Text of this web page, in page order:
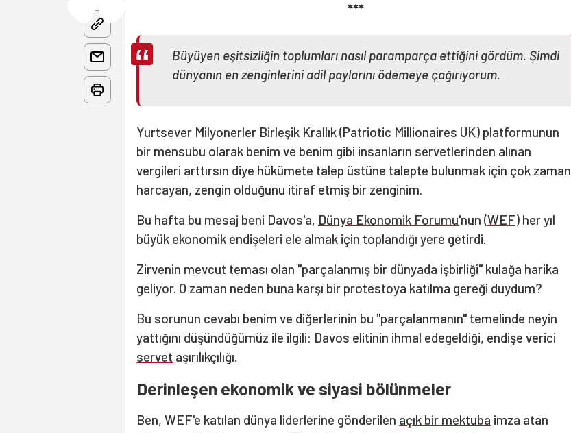
***
Büyüyen eşitsizliğin toplumları nasıl paramparça ettiğini gördüm. Şimdi
dünyanın en zenginlerini adil paylarını ödemeye çağırıyorum.
Yurtsever Milyonerler Birleşik Krallık (Patriotic Millionaires UK) platformunun
bir mensubu olarak benim ve benim gibi insanların servetlerinden alınan
vergileri arttırsın diye hükümete talep üstüne talepte bulunmak için çok zaman
harcayan, zengin olduğunu itiraf etmiş bir zenginim.
Bu hafta bu mesaj beni Davos'a, Dünya Ekonomik Forumu'nun (WEF) her yıl
büyük ekonomik endişeleri ele almak için toplandığı yere getirdi.
Zirvenin mevcut teması olan "parçalanmış bir dünyada işbirliği" kulağa harika
geliyor. O zaman neden buna karşı bir protestoya katılma gereği duydum?
Bu sorunun cevabı benim ve diğerlerinin bu "parçalanmanın" temelinde neyin
yattığını düşündüğümüz ile ilgili: Davos elitinin ihmal edegeldiği, endişe verici
servet aşırılıkçılığı.
Derinleşen ekonomik ve siyasi bölünmeler
Ben, WEF'e katılan dünya liderlerine gönderilen açık bir mektuba imza atan